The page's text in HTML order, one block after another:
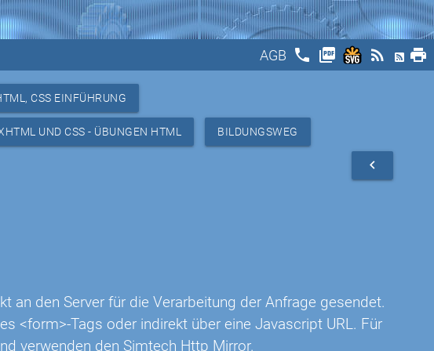
AGB phone picture_as_pdf rss_feed print
CSS EINFÜHRUNG
UND CSS - ÜBUNGEN HTML BILDUNGSWEG
navigate_before
an den Server für die Verarbeitung der Anfrage gesendet.
<form>-Tags oder indirekt über eine Javascript URL. Für
verwenden den Simtech Http Mirror.